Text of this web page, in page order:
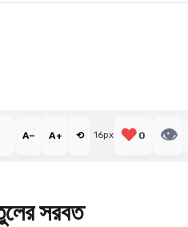
A− A+ ⟲ 16px ❤️ 0 👁
সরবত